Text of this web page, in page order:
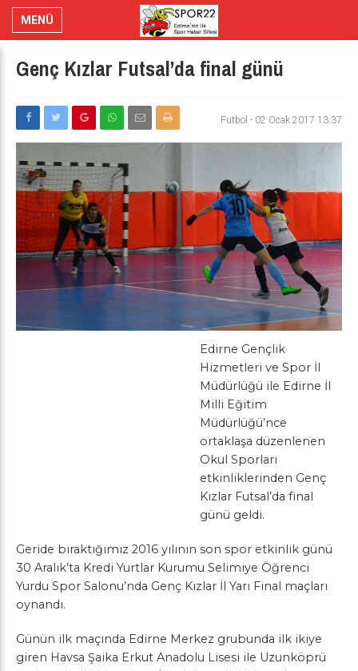
MENÜ
Genç Kızlar Futsal’da final günü
Futbol - 02 Ocak 2017 13:37
Edirne Gençlik
Hizmetleri ve Spor İl
Müdürlüğü ile Edirne İl
Milli Eğitim
Müdürlüğü’nce
ortaklaşa düzenlenen
Okul Sporları
etkinliklerinden Genç
Kızlar Futsal’da final
günü geldi.
Geride bıraktığımız 2016 yılının son spor etkinlik günü
30 Aralık’ta Kredi Yurtlar Kurumu Selimiye Öğrenci
Yurdu Spor Salonu’nda Genç Kızlar İl Yarı Final maçları
oynandı.
Günün ilk maçında Edirne Merkez grubunda ilk ikiye
giren Havsa Şaika Erkut Anadolu Lisesi ile Uzunköprü